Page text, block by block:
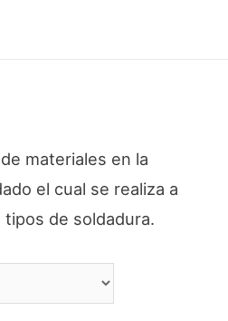
materiales en la
el cual se realiza a
de soldadura.